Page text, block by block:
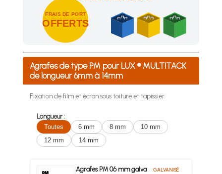
FRAIS DE PORT
OFFERTS
Achetez 4 sachets ou boîtes d'agrafes ou de pointes et
Agrafes de type PM pour LUX ® MULTITACK
de longueur 6mm à 14mm
Fixation de film et écran sous toiture et tapissier
Longueur :
Toutes
6 mm 8 mm
10 mm
12 mm
14 mm
Agrafes PM 06 mm galva GALVANISÉ